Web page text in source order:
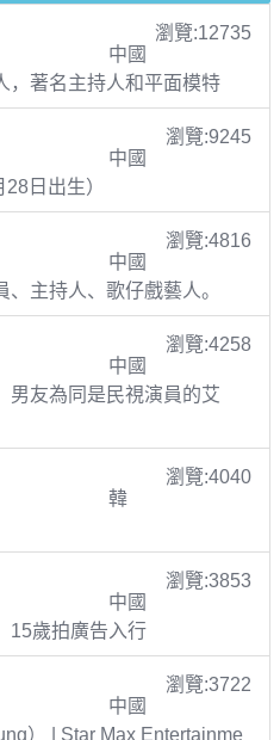
瀏覽:12735
中國
，著名主持人和平面模特
瀏覽:9245
中國
日出生）
瀏覽:4816
中國
主持人、歌仔戲藝人。
瀏覽:4258
中國
男友為同是民視演員的艾
瀏覽:4040
韓
瀏覽:3853
中國
15歲拍廣告入行
瀏覽:3722
中國
） | Star Max Entertainme